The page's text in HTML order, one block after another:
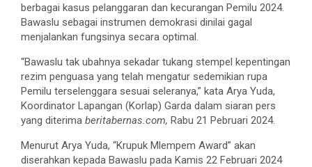
berbagai kasus pelanggaran dan kecurangan Pemilu 2024.
Bawaslu sebagai instrumen demokrasi dinilai gagal
menjalankan fungsinya secara optimal.
“Bawaslu tak ubahnya sekadar tukang stempel kepentingan
rezim penguasa yang telah mengatur sedemikian rupa
Pemilu terselenggara sesuai seleranya,” kata Arya Yuda,
Koordinator Lapangan (Korlap) Garda dalam siaran pers
yang diterima beritabernas.com, Rabu 21 Pebruari 2024.
Menurut Arya Yuda, “Krupuk Mlempem Award” akan
diserahkan kepada Bawaslu pada Kamis 22 Februari 2024